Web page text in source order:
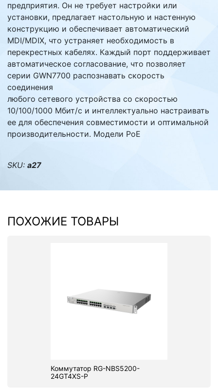
предприятия. Он не требует настройки или
установки, предлагает настольную и настенную
конструкцию и обеспечивает автоматический
MDI/MDIX, что устраняет необходимость в
перекрестных кабелях. Каждый порт поддерживает
автоматическое согласование, что позволяет
серии GWN7700 распознавать скорость
соединения
любого сетевого устройства со скоростью
10/100/1000 Мбит/с и интеллектуально настраивать
ее для обеспечения совместимости и оптимальной
производительности. Модели PoE
SKU: а27
ПОХОЖИЕ ТОВАРЫ
Коммутатор RG-NBS5200-
24GT4XS-P